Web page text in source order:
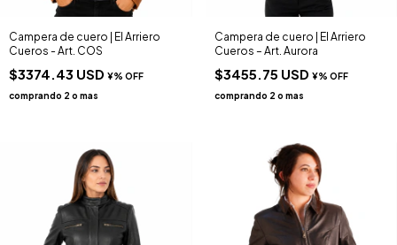
Campera de cuero | El Arriero
Cueros - Art. COS
$3374.43 USD
Campera de cuero | El Arriero
Cueros – Art. Aurora
$3455.75 USD